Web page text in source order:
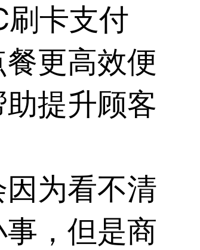
刷卡支付
更高效便
提升顾客
为看不清
，但是商